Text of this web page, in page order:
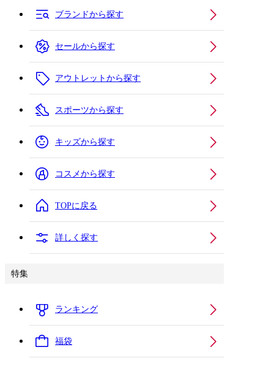
ブランドから探す
セールから探す
アウトレットから探す
スポーツから探す
キッズから探す
コスメから探す
TOPに戻る
詳しく探す
特集
ランキング
福袋